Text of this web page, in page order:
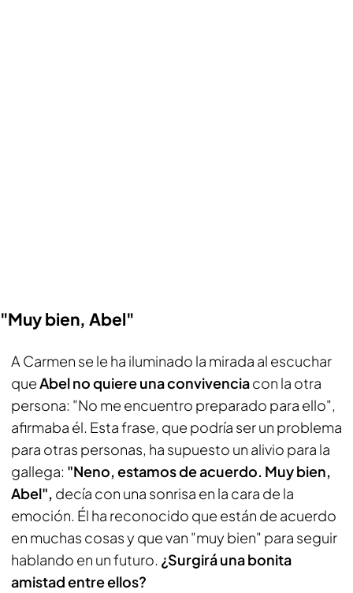
"Muy bien, Abel"
A Carmen se le ha iluminado la mirada al escuchar
queAbel no quiere una convivenciacon la otra
persona: "No me encuentro preparado para ello",
afirmaba él. Esta frase, que podría ser un problema
para otras personas, ha supuesto un alivio para la
gallega: "Neno, estamos de acuerdo. Muy bien,
Abel", decía con una sonrisa en la cara de la
emoción. Él ha reconocido que están de acuerdo
en muchas cosas y que van "muy bien" para seguir
hablando en un futuro. ¿Surgirá una bonita
amistad entre ellos?